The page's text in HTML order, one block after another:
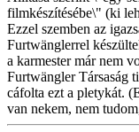
filmkészítésébe\" (ki
Ezzel szemben az
Furtwänglerrel
a karmester már nem
Furtwängler Társaság
cáfolta ezt a pletykát.
van nekem, nem